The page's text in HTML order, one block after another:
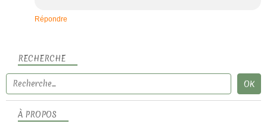
Répondre
RECHERCHE
À PROPOS